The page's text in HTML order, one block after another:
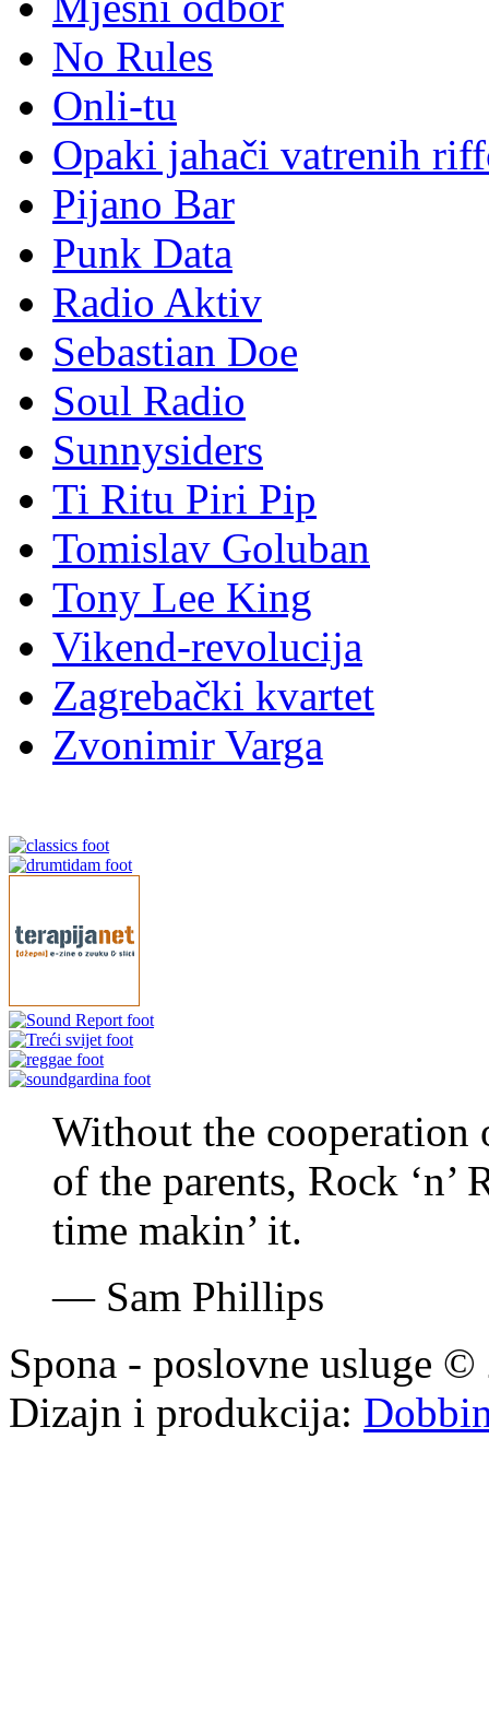
No Rules
Onli-tu
Opaki jahači vatrenih
Pijano Bar
Punk Data
Radio Aktiv
Sebastian Doe
Soul Radio
Sunnysiders
Ti Ritu Piri Pip
Tomislav Goluban
Tony Lee King
Vikend-revolucija
Zagrebački kvartet
Zvonimir Varga
Without the cooperation
of the parents, Rock
time makin’ it.
—Sam Phillips
Spona - poslovne usluge
Dizajn i produkcija: